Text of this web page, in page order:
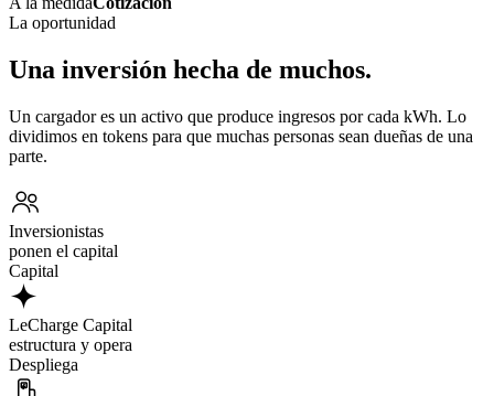
La oportunidad
Una inversión hecha de muchos.
Un cargador es un activo que produce ingresos por cada kWh. Lo
dividimos en tokens para que muchas personas sean dueñas de una
parte.
Inversionistas
ponen el capital
Capital
LeCharge Capital
estructura y opera
Despliega